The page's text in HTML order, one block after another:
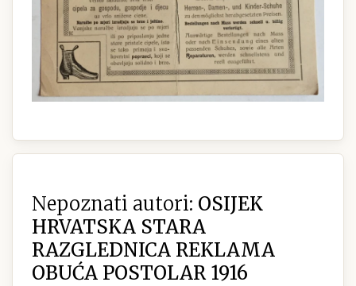
Nepoznati autori: OSIJEK
HRVATSKA STARA
RAZGLEDNICA REKLAMA
OBUĆA POSTOLAR 1916